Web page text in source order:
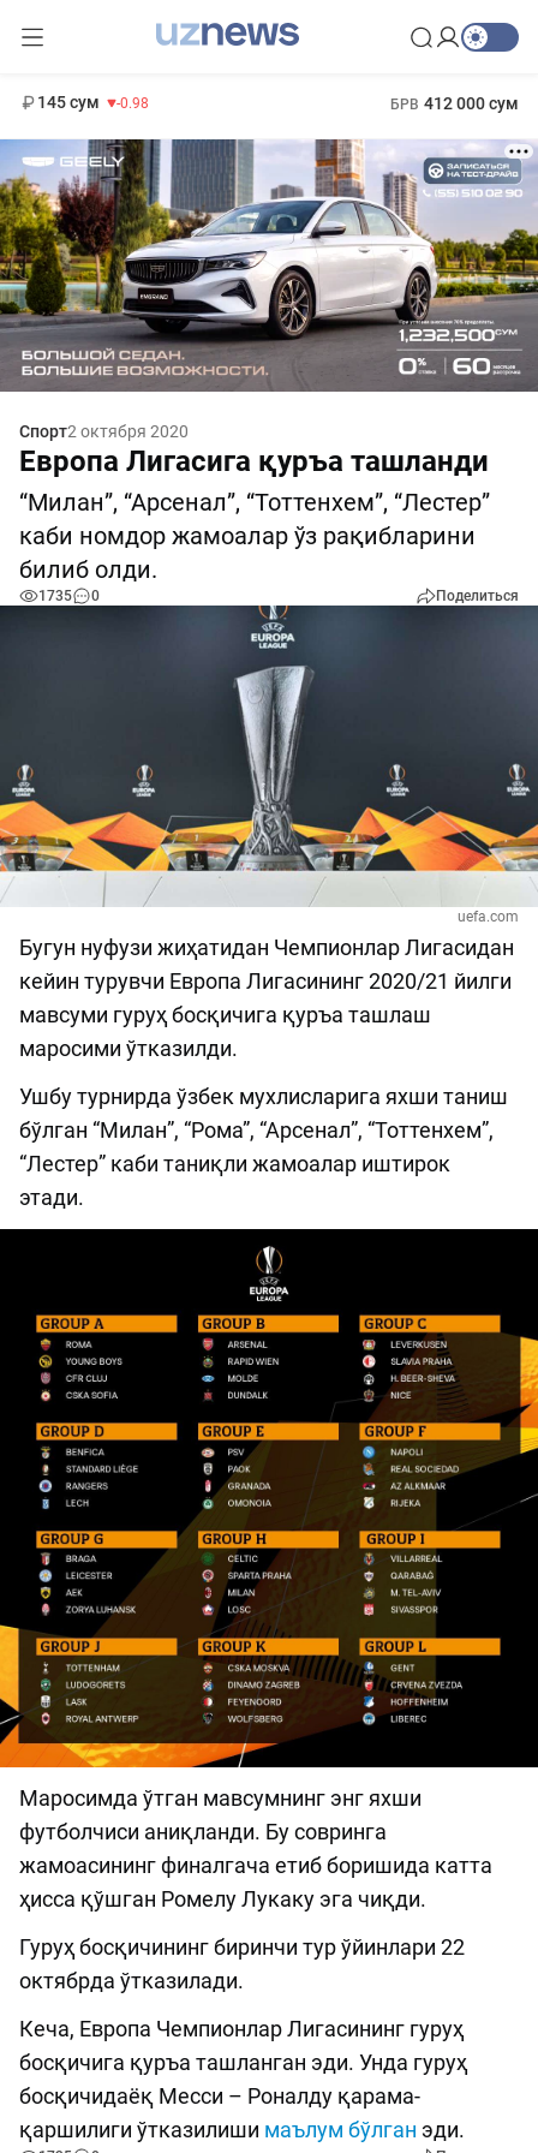
145 сум -0.98 БРВ 412 000 сум
Спорт2 октября 2020
Европа Лигасига қуръа ташланди
“Милан”, “Арсенал”, “Тоттенхем”, “Лестер”
каби номдор жамоалар ўз рақибларини
билиб олди.
1735 0 Поделиться
uefa.com
Бугун нуфузи жиҳатидан Чемпионлар Лигасидан
кейин турувчи Европа Лигасининг 2020/21 йилги
мавсуми гуруҳ босқичига қуръа ташлаш
маросими ўтказилди.
Ушбу турнирда ўзбек мухлисларига яхши таниш
бўлган “Милан”, “Рома”, “Арсенал”, “Тоттенхем”,
“Лестер” каби таниқли жамоалар иштирок
этади.
Маросимда ўтган мавсумнинг энг яхши
футболчиси аниқланди. Бу совринга
жамоасининг финалгача етиб боришида катта
ҳисса қўшган Ромелу Лукаку эга чиқди.
Гуруҳ босқичининг биринчи тур ўйинлари 22
октябрда ўтказилади.
Кеча, Европа Чемпионлар Лигасининг гуруҳ
босқичига қуръа ташланган эди. Унда гуруҳ
босқичидаёқ Месси – Роналду қарама-
қаршилиги ўтказилиши маълум бўлган эди.